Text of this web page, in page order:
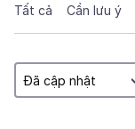
Tất cả Cần lưu ý